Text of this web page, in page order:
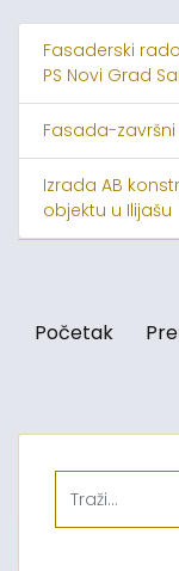
Fasaderski
PS Novi Grad
Fasada-završni
Izrada AB
objektu u Ilijašu
Početak